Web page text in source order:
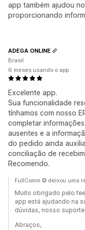
app também ajudou
proporcionando
Excelente app.
Sua funcionalidade
tínhamos com nosso
completar
ausentes e a
do pedido ainda
conciliação de
Recomendo.
ADEGA ONLINE
Brasil
6 meses usando o app
FullComm ✪ deixou uma
Muito obrigado pelo
app está ajudando na
dúvidas, nosso
Abraços,